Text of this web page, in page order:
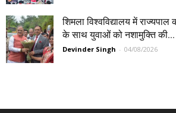
शिमला विश्वविद्यालय में
के साथ युवाओं को नशामुक्ति की...
Devinder Singh - 04/08/2026